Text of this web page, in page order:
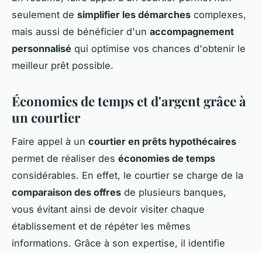
seulement de simplifier les démarches complexes,
mais aussi de bénéficier d'un accompagnement
personnalisé qui optimise vos chances d'obtenir le
meilleur prêt possible.
Économies de temps et d'argent grâce à
un courtier
Faire appel à un courtier en prêts hypothécaires
permet de réaliser des économies de temps
considérables. En effet, le courtier se charge de la
comparaison des offres de plusieurs banques,
vous évitant ainsi de devoir visiter chaque
établissement et de répéter les mêmes
informations. Grâce à son expertise, il identifie